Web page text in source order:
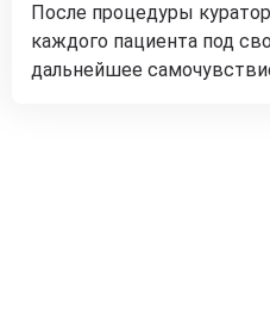
После процедуры
каждого пациента под
дальнейшее